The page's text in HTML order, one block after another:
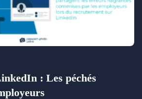
: Les péchés